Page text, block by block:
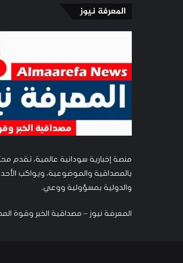
المعرفة نيوز
منصة إخبارية سودانية عالمية، تقدم
بالمصداقية والموضوعية، ويواكب
والدولية بمسؤولية ووعي.
المعرفة نيوز – مصداقية الخبر وقوة